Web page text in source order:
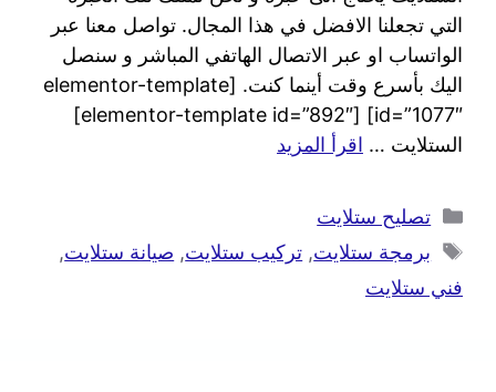
التي تجعلنا الافضل في هذا المجال. تواصل معنا عبر
الواتساب او عبر الاتصال الهاتفي المباشر و سنصل
اليك بأسرع وقت أينما كنت. [elementor-template
id=”1077″] [elementor-template id=”892″]
الستلايت … اقرأ المزيد
تصليح ستلايت
برمجة ستلايت, تركيب ستلايت, صيانة ستلايت,
فني ستلايت